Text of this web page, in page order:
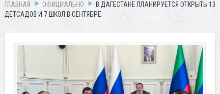
ГЛАВНАЯ ОФИЦИАЛЬНО
В ДАГЕСТАНЕ ПЛАНИРУЕТСЯ ОТКРЫТЬ 13
ДЕТСАДОВ И 7 ШКОЛ В СЕНТЯБРЕ